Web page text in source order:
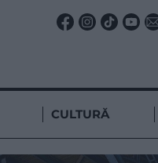
CULTURĂ